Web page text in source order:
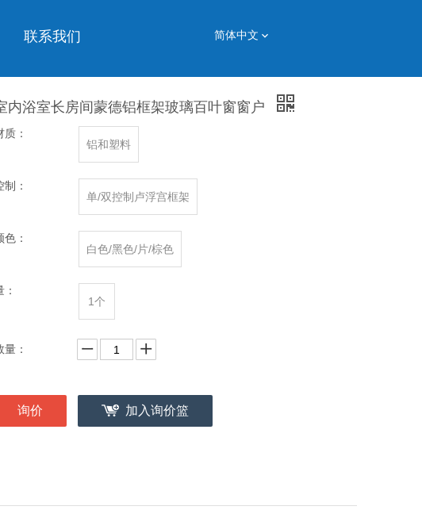
联系我们 简体中文
内浴室长房间蒙德铝框架玻璃百叶窗窗户
质：
铝和塑料
制：
单/双控制卢浮宫框架
色：
白色/黑色/片/棕色
：
1个
量：
询价 加入询价篮